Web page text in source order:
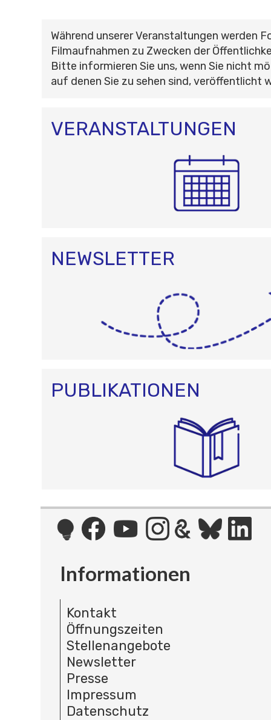
Während unserer Veranstaltungen werden
Filmaufnahmen zu Zwecken der
Bitte informieren Sie uns, wenn Sie nicht
auf denen Sie zu sehen sind, veröffentlicht
VERANSTALTUNGEN
NEWSLETTER
PUBLIKATIONEN
Informationen
Kontakt
Öffnungszeiten
Stellenangebote
Newsletter
Presse
Impressum
Datenschutz